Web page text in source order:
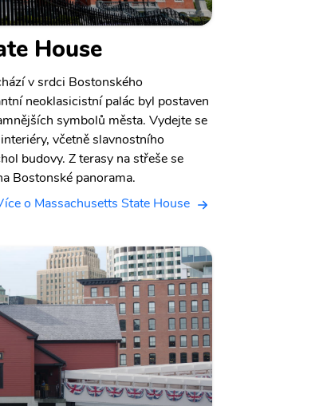
House
v srdci Bostonského
neoklasicistní palác byl postaven
symbolů města. Vydejte se
včetně slavnostního
budovy. Z terasy na střeše se
Bostonské panorama.
o Massachusetts State House